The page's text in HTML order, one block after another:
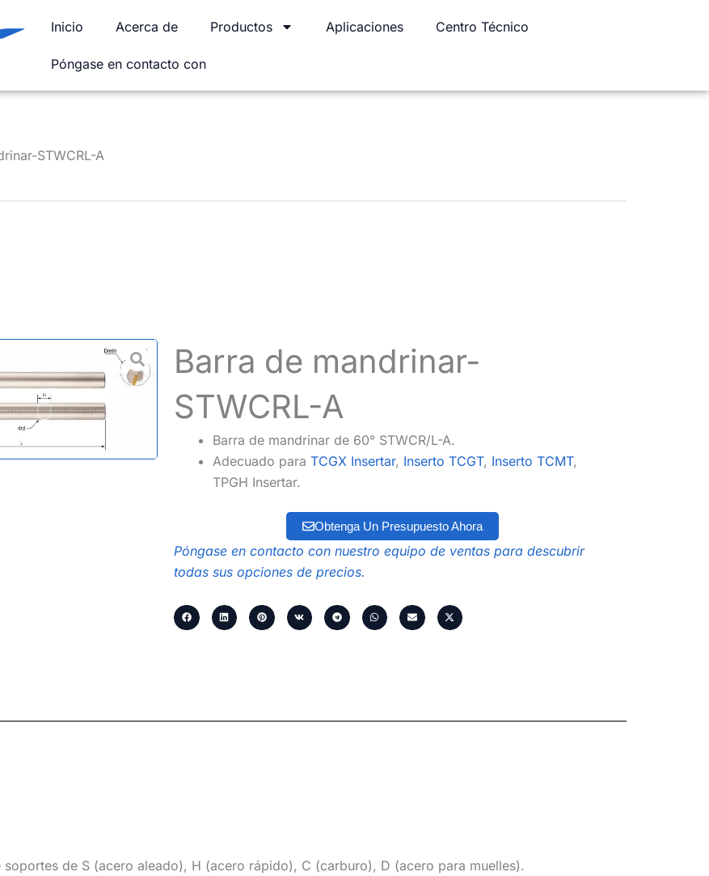
Inicio Acerca de Productos Aplicaciones Centro Técnico
Póngase en contacto con
STWCRL-A
Barra de mandrinar-
STWCRL-A
Barra de mandrinar de 60° STWCR/L-A.
Adecuado para TCGX Insertar, Inserto TCGT, Inserto TCMT,
TPGH Insertar.
Obtenga Un Presupuesto Ahora
Póngase en contacto con nuestro equipo de ventas para descubrir
todas sus opciones de precios.
de S (acero aleado), H (acero rápido), C (carburo), D (acero para muelles).